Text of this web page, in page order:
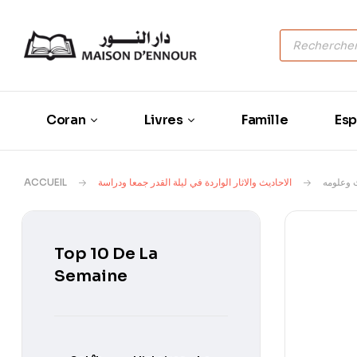
Coran Livres Famille
ACCUEIL وعلومه الاحاديث والاثار الواردة في ليلة القدر جمعا ودراسة
Top 10 De La
Semaine